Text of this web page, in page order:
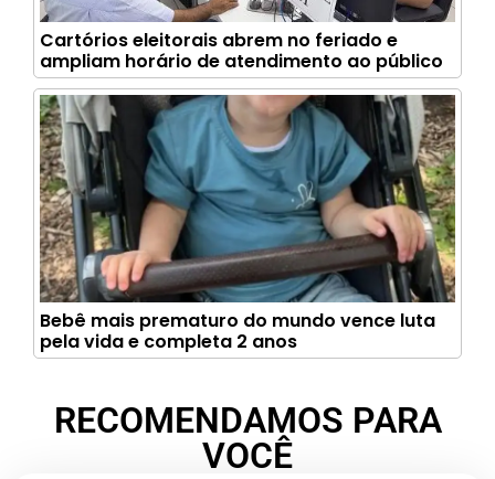
Cartórios eleitorais abrem no feriado e
ampliam horário de atendimento ao público
Bebê mais prematuro do mundo vence luta
pela vida e completa 2 anos
RECOMENDAMOS PARA
VOCÊ